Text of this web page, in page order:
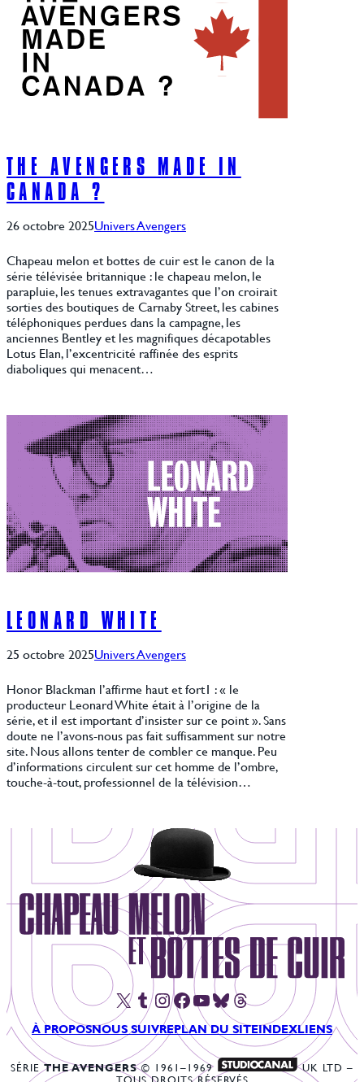
THE AVENGERS MADE IN
CANADA ?
26 octobre 2025Univers Avengers
Chapeau melon et bottes de cuir est le canon de la
série télévisée britannique : le chapeau melon, le
parapluie, les tenues extravagantes que l’on croirait
sorties des boutiques de Carnaby Street, les cabines
téléphoniques perdues dans la campagne, les
anciennes Bentley et les magnifiques décapotables
Lotus Elan, l’excentricité raffinée des esprits
diaboliques qui menacent…
LEONARD WHITE
25 octobre 2025Univers Avengers
Honor Blackman l’affirme haut et fort1 : « le
producteur Leonard White était à l’origine de la
série, et il est important d’insister sur ce point ». Sans
doute ne l’avons-nous pas fait suffisamment sur notre
site. Nous allons tenter de combler ce manque. Peu
d’informations circulent sur cet homme de l’ombre,
touche-à-tout, professionnel de la télévision…
X Tumblr InstagramFacebook YouTube Bluesky Threads
À PROPOSNOUS SUIVREPLAN DU SITEINDEXLIENS
SÉRIETHE AVENGERS© 1961–1969
UK LTD –